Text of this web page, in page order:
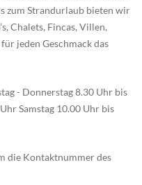
zum Strandurlaub bieten wir
Chalets, Fincas, Villen,
jeden Geschmack das
- Donnerstag 8.30 Uhr bis
Samstag 10.00 Uhr bis
die Kontaktnummer des